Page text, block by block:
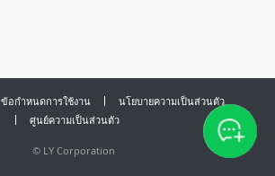
ข้อกำหนดการใช้งาน
นโยบายความเป็นส่วนตัว
ศูนย์ความเป็นส่วนตัว
© LY Corporation